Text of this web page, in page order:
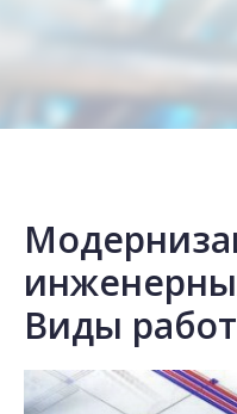
Виды работ